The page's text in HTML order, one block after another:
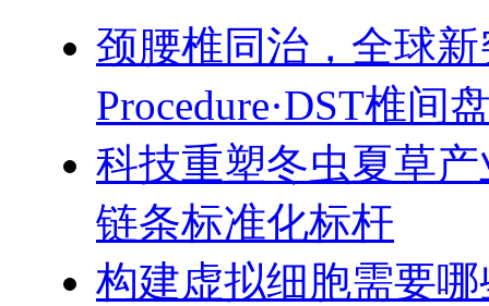
颈腰椎同治，全球
Procedure·DST椎间
科技重塑冬虫夏草
链条标准化标杆
构建虚拟细胞需要